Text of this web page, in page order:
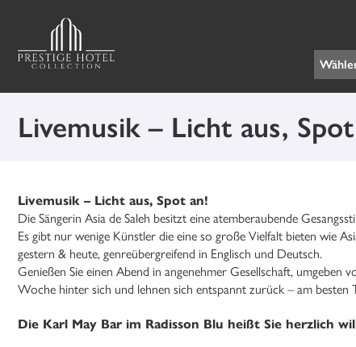
Livemusik – Licht aus,
Livemusik – Licht aus, Spot an!
Die Sängerin Asia de Saleh besitzt eine atemberaubende
Es gibt nur wenige Künstler die eine so große Vielfalt bieten wie
gestern & heute,genreübergreifend in Englisch und Deutsch.
Genießen Sie einen Abend in angenehmer Gesellschaft, umgeben
Woche hinter sich und lehnen sich entspannt zurück – am besten
Die Karl May Bar im Radisson Blu heißt Sie herzlich